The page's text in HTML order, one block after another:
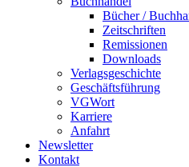
Bücher /
Zeitschriften
Remissionen
Downloads
Verlagsgeschichte
Geschäftsführung
VGWort
Karriere
Anfahrt
Newsletter
Kontakt